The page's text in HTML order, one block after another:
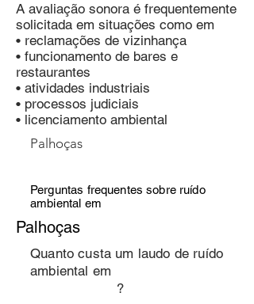
A avaliação sonora é frequentemente
solicitada em situações como em
• reclamações de vizinhança
• funcionamento de bares e
restaurantes
• atividades industriais
• processos judiciais
• licenciamento ambiental
Palhoças
Perguntas frequentes sobre ruído
ambiental em
Palhoças
Quanto custa um laudo de ruído
ambiental em
?